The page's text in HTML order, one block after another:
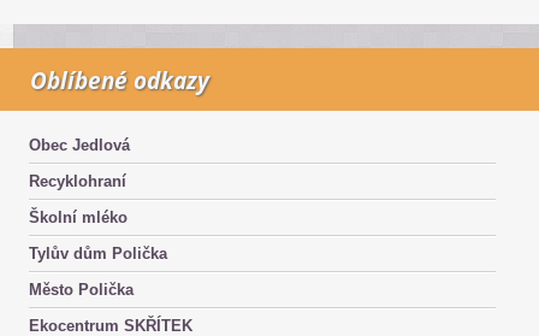
Oblíbené odkazy
Obec Jedlová
Recyklohraní
Školní mléko
Tylův dům Polička
Město Polička
Ekocentrum SKŘÍTEK